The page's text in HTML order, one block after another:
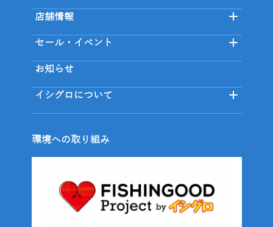
店舗情報
セール・イベント
お知らせ
イシグロについて
環境への取り組み